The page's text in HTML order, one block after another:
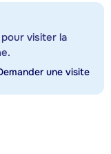
visiter la
une visite